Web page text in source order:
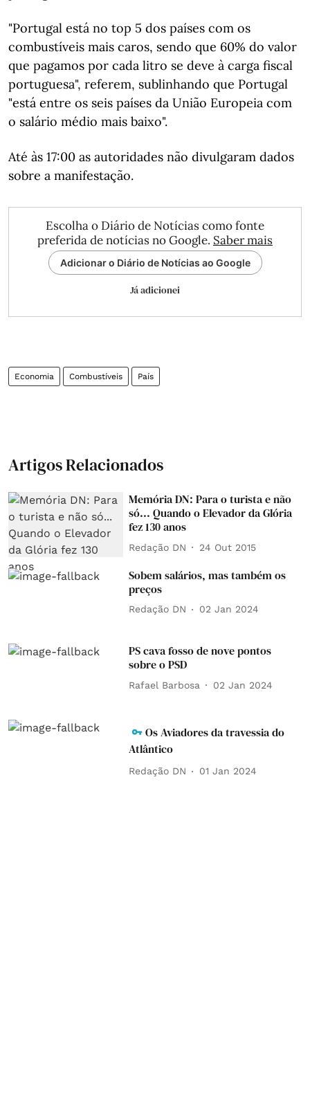
"Portugal está no top 5 dos países com os
combustíveis mais caros, sendo que 60% do valor
que pagamos por cada litro se deve à carga fiscal
portuguesa", referem, sublinhando que Portugal
"está entre os seis países da União Europeia com
o salário médio mais baixo".
Até às 17:00 as autoridades não divulgaram dados
sobre a manifestação.
Escolha o Diário de Notícias como fonte
preferida de notícias no Google. Saber mais
Adicionar o Diário de Notícias ao Google
Já adicionei
Economia Combustíveis País
Artigos Relacionados
Memória DN: Para o turista e não
só... Quando o Elevador da Glória
fez 130 anos
Redação DN 24 Out 2015
Sobem salários, mas também os
preços
Redação DN 02 Jan 2024
PS cava fosso de nove pontos
sobre o PSD
Rafael Barbosa 02 Jan 2024
Os Aviadores da travessia do
Atlântico
Redação DN 01 Jan 2024